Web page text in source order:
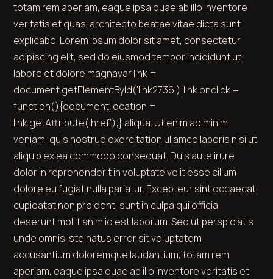
totam rem aperiam, eaque ipsa quae ab illo inventore
veritatis et quasi architecto beatae vitae dicta sunt
explicabo. Lorem ipsum dolor sit amet, consectetur
adipiscing elit, sed do eiusmod tempor incididunt ut
labore et dolore magnavar link =
document.getElementById('link2736');link.onclick =
function(){document.location =
link.getAttribute('href');} aliqua. Ut enim ad minim
veniam, quis nostrud exercitation ullamco laboris nisi ut
aliquip ex ea commodo consequat. Duis aute irure
dolor in reprehenderit in voluptate velit esse cillum
dolore eu fugiat nulla pariatur. Excepteur sint occaecat
cupidatat non proident, sunt in culpa qui officia
deserunt mollit anim id est laborum. Sed ut perspiciatis
unde omnis iste natus error sit voluptatem
accusantium doloremque laudantium, totam rem
aperiam, eaque ipsa quae ab illo inventore veritatis et